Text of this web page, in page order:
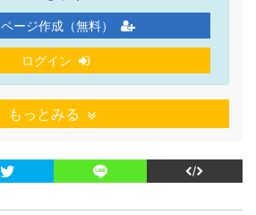
ージ作成（無料）
ログイン
もっとみる